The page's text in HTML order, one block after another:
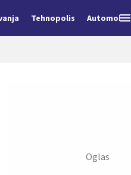
Tehnopolis Automobili